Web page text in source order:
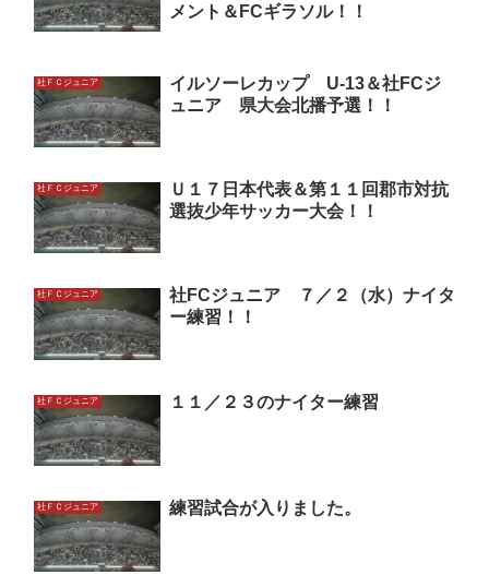
メント＆FCギラソル！！
社ＦＣジュニア
イルソーレカップ U-13＆社FCジ
ュニア 県大会北播予選！！
社ＦＣジュニア
Ｕ１７日本代表＆第１１回郡市対抗
選抜少年サッカー大会！！
社ＦＣジュニア
社FCジュニア ７／２（水）ナイタ
ー練習！！
社ＦＣジュニア １１／２３のナイター練習
社ＦＣジュニア 練習試合が入りました。